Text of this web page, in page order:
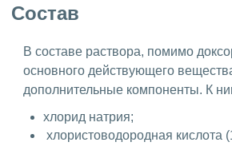
Состав
В составе раствора, помимо
основного действующего
дополнительные компоненты. К
хлорид натрия;
хлористоводородная кислота